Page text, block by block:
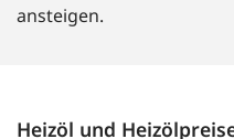
ansteigen.
Heizöl und